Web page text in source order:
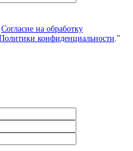
Согласие на обработку
конфиденциальности ."